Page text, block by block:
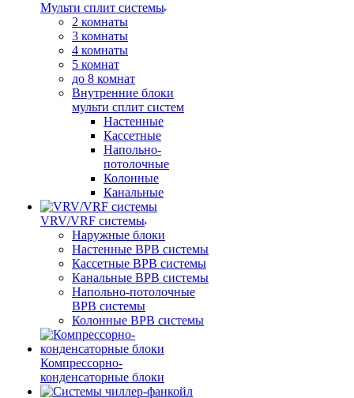
Мульти сплит системы
2 комнаты
3 комнаты
4 комнаты
5 комнат
до 8 комнат
Внутренние блоки
мульти сплит систем
Настенные
Кассетные
Напольно-
потолочные
Колонные
Канальные
VRV/VRF системы
Наружные блоки
Настенные ВРВ системы
Кассетные ВРВ системы
Канальные ВРВ системы
Напольно-потолочные
ВРВ системы
Колонные ВРВ системы
Компрессорно-
конденсаторные блоки